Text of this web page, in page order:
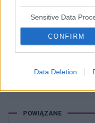
Sensitive Data
CONFIRM
Data Deletion
Co to może
Witam.
pytaniem..
ból (ostry ,
wiec podam
POWIĄZANE